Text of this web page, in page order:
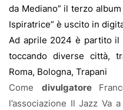
da Mediano” il terzo
Ispiratrice” è uscito in
Ad aprile 2024 è partito il
toccando diverse città,
Roma, Bologna, Trapani
Come divulgatore
l’associazione Il Jazz Va